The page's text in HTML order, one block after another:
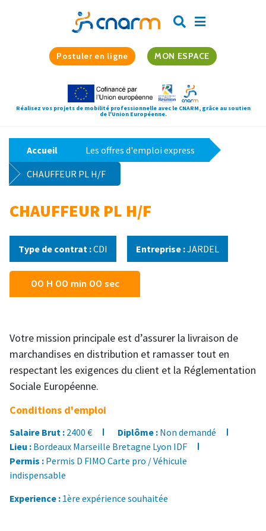
Postuler en ligne MON ESPACE
Réalisez vos projets de mobilité professionnelle avec le CNARM, grâce au soutien
de l'Union Européenne.
Accueil
Les offres d'emploi express
CHAUFFEUR PL H/F
CHAUFFEUR PL H/F
Type de contrat :CDI Entreprise :JARDEL
00 H 00 min 00 sec
Votre mission principale est d’assurer la livraison de
marchandises en distribution et ramasser tout en
respectant les exigences du client et la Réglementation
Sociale Européenne.
Conditions d'emploi
Salaire Brut : 2400 € Diplôme : Non demandé
Lieu : Bordeaux Marseille Bretagne Lyon IDF
Permis : Permis D FIMO Carte pro / Véhicule
indispensable
Experience : 1ère expérience souhaitée